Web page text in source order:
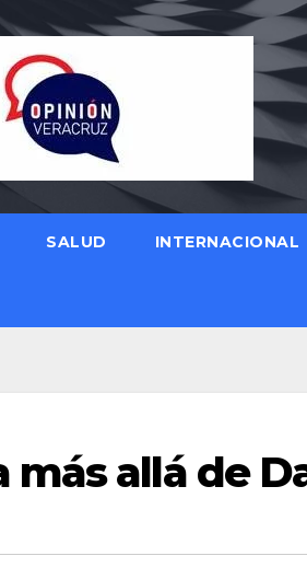
SALUD INTERNACIONAL
más allá de